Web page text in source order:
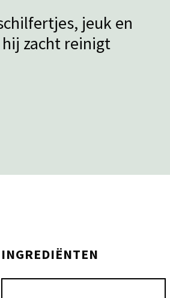
jeuk en
zacht reinigt
INGREDIËNTEN